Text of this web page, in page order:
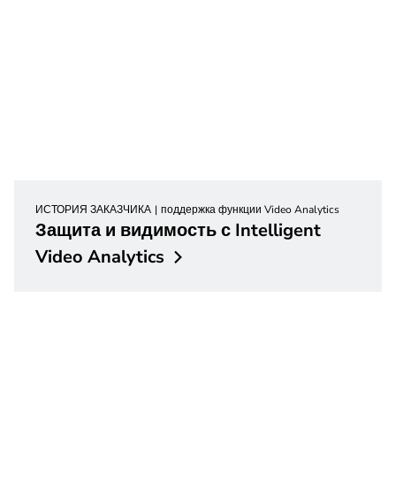
ИСТОРИЯ ЗАКАЗЧИКА поддержка функции Video Analytics
Защита и видимость с Intelligent
Video Analytics